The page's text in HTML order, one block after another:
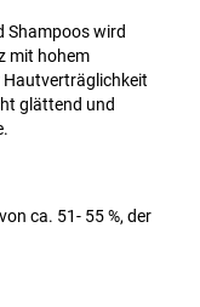
Shampoos wird
mit hohem
glättend und
ca. 51- 55 %, der